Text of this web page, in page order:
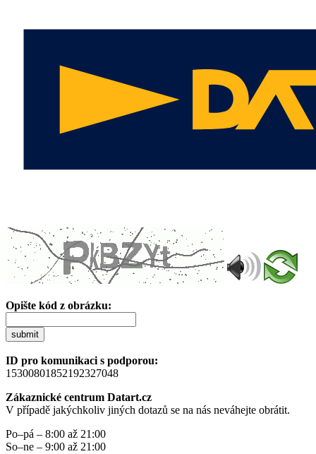
Opište kód z obrázku:
submit
ID pro komunikaci s podporou:
15300801852192327048
Zákaznické centrum Datart.cz
V případě jakýchkoliv jiných dotazů se na nás neváhejte obrátit.
Po–pá – 8:00 až 21:00
So–ne – 9:00 až 21:00